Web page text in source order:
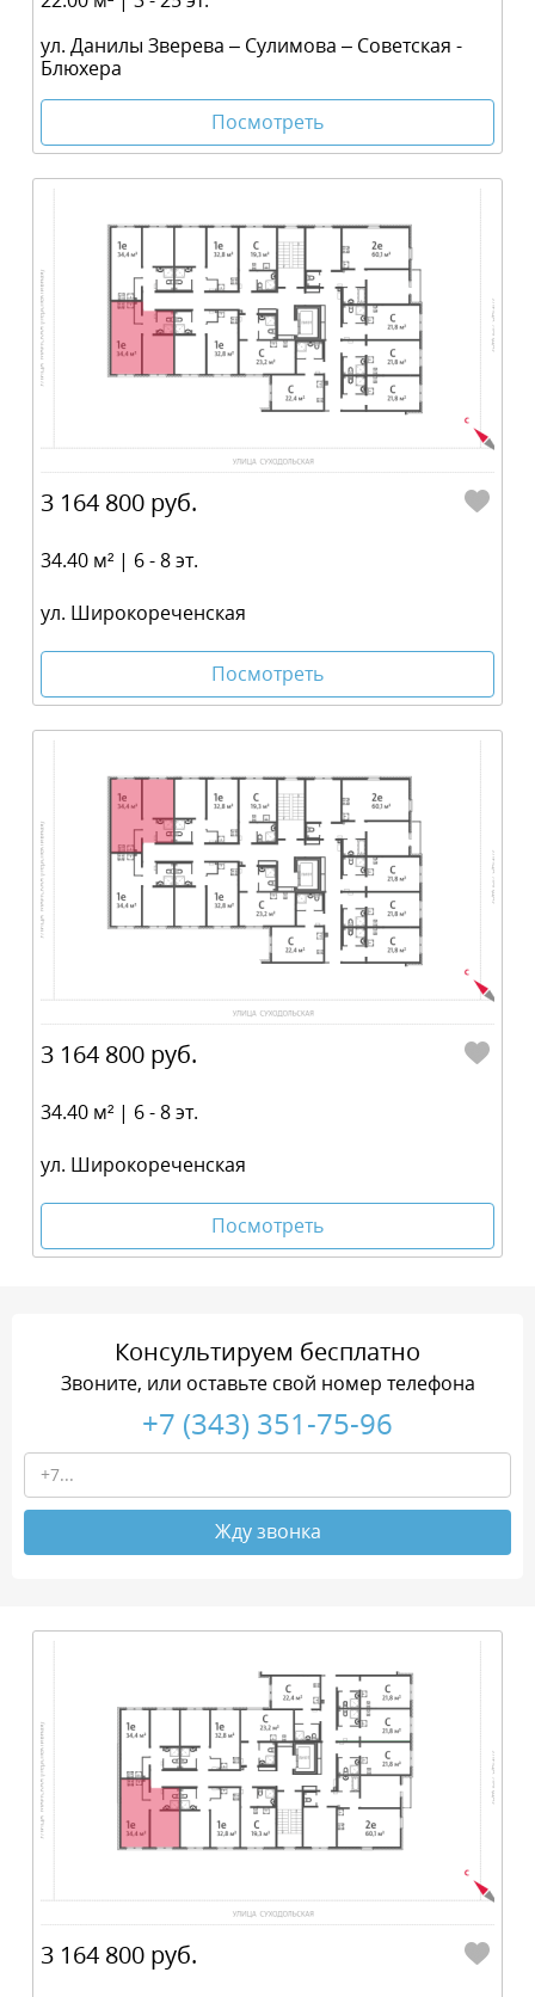
ул. Данилы Зверева – Сулимова – Советская -
Блюхера
Посмотреть
3 164 800 руб.
34.40 м² | 6 - 8 эт.
ул. Широкореченская
Посмотреть
3 164 800 руб.
34.40 м² | 6 - 8 эт.
ул. Широкореченская
Посмотреть
Консультируем бесплатно
Звоните, или оставьте свой номер телефона
+7 (343) 351-75-96
Жду звонка
3 164 800 руб.